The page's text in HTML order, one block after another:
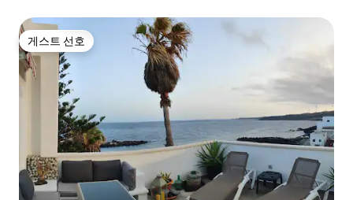
게스트 선호
게스트 선호